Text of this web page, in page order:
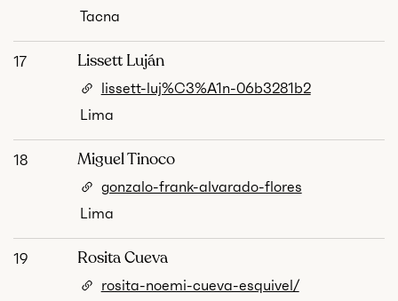
Tacna
17 Lissett Luján
lissett-luj%C3%A1n-06b3281b2
Lima
18 Miguel Tinoco
gonzalo-frank-alvarado-flores
Lima
19 Rosita Cueva
rosita-noemi-cueva-esquivel/